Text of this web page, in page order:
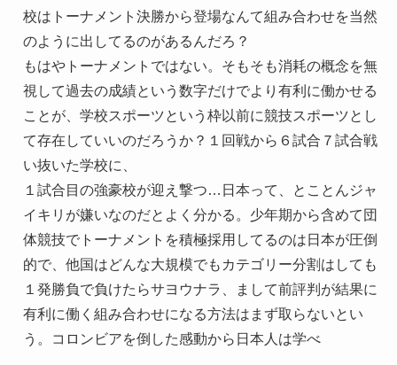
校はトーナメント決勝から登場なんて組み合わせを当然
のように出してるのがあるんだろ？
もはやトーナメントではない。そもそも消耗の概念を無
視して過去の成績という数字だけでより有利に働かせる
ことが、学校スポーツという枠以前に競技スポーツとし
て存在していいのだろうか？１回戦から６試合７試合戦
い抜いた学校に、
１試合目の強豪校が迎え撃つ…日本って、とことんジャ
イキリが嫌いなのだとよく分かる。少年期から含めて団
体競技でトーナメントを積極採用してるのは日本が圧倒
的で、他国はどんな大規模でもカテゴリー分割はしても
１発勝負で負けたらサヨウナラ、まして前評判が結果に
有利に働く組み合わせになる方法はまず取らないとい
う。コロンビアを倒した感動から日本人は学べ